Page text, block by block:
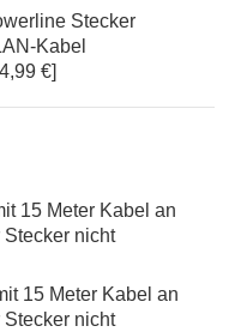
Stecker
Kabel
€]
15 Meter Kabel an
nicht
15 Meter Kabel an
nicht